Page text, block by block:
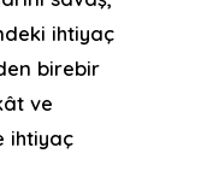
ihtiyaç
birebir
ve
ihtiyaç